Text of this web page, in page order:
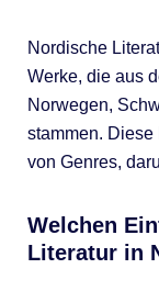
Nordische
Werke, die aus
Norwegen,
stammen. Diese
von Genres,
Welchen
Literatur in